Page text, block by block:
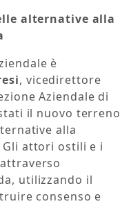
alternative alla
è
, vicedirettore
Aziendale di
il nuovo terreno
alla
attori ostili e i
utilizzando il
consenso e